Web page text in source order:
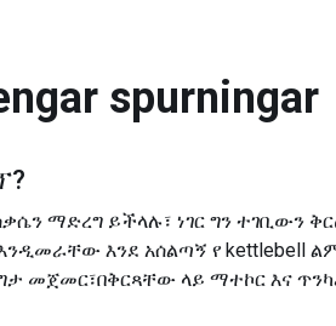
spurningar
?
ማድረግ ይችላሉ፣ ነገር ግን ተገቢውን
እንደ አሰልጣኝ የ kettlebell
መጀመር፣በቅርጻቸው ላይ ማተኮር እና